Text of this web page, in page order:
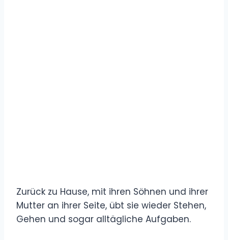
Zurück zu Hause, mit ihren Söhnen und ihrer
Mutter an ihrer Seite, übt sie wieder Stehen,
Gehen und sogar alltägliche Aufgaben.